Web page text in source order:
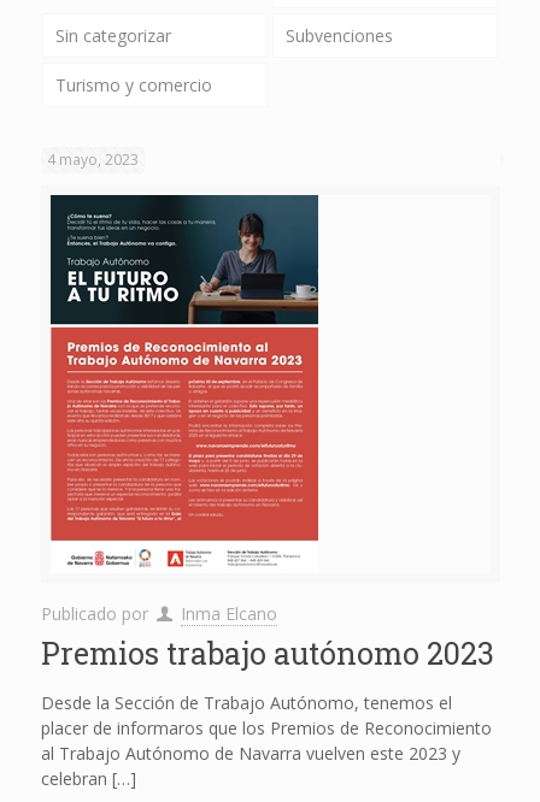
Sin categorizar Subvenciones
Turismo y comercio
4 mayo, 2023
Publicado por Inma Elcano
Premios trabajo autónomo 2023
Desde la Sección de Trabajo Autónomo, tenemos el
placer de informaros que los Premios de Reconocimiento
al Trabajo Autónomo de Navarra vuelven este 2023 y
celebran […]